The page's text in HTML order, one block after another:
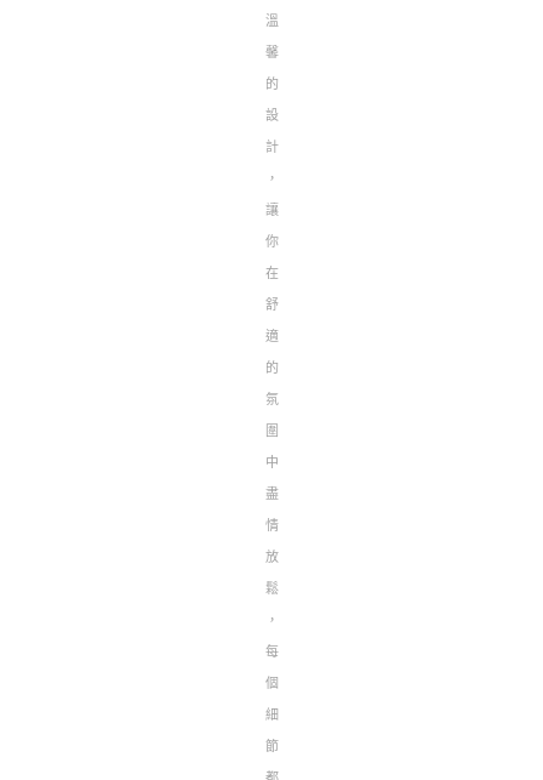
溫
馨
的
設
計
，
讓
你
在
舒
適
的
氛
圍
中
盡
情
放
鬆
，
每
個
細
節